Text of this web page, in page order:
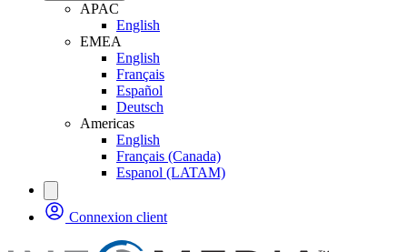
APAC
English
EMEA
English
Français
Español
Deutsch
Americas
English
Français (Canada)
Espanol (LATAM)
Connexion client